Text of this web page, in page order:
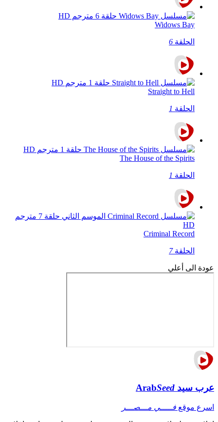
Widows Bay
الحلقة 6
Straight to Hell
الحلقة 1
The House of the Spirits
الحلقة 1
Criminal Record
الحلقة7
عودة الى أعلي
عرب سيد ArabSeed
اسرع موقع فـــــي مـــصـــر